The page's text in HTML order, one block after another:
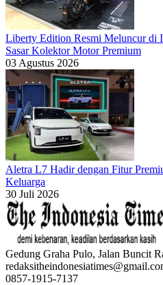
Liberty Edition Resmi Meluncur di
Sasar Kolektor Motor Premium
03 Agustus 2026
Aletra L7 Hadir dengan Fitur
Keluarga
30 Juli 2026
Gedung Graha Pulo, Jalan Buncit
0857-1915-7137